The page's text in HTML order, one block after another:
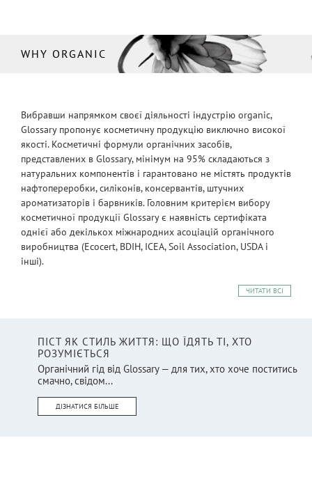
WHY ORGANIC
Вибравши напрямком своєї діяльності індустрію organic,
Glossary пропонує косметичну продукцію виключно високої
якості. Косметичні формули органічних засобів,
представлених в Glossary, мінімум на 95% складаються з
натуральних компонентів і гарантовано не містять продуктів
нафтопереробки, силіконів, консервантів, штучних
ароматизаторів і барвників. Головним критерієм вибору
косметичної продукції Glossary є наявність сертифіката
однієї або декількох міжнародних асоціацій органічного
виробництва (Ecocert, BDIH, ICEA, Soil Association, USDA і
інші).
ЧИТАТИ ВСІ
ПІСТ ЯК СТИЛЬ ЖИТТЯ: ЩО ЇДЯТЬ ТІ, ХТО
РОЗУМІЄТЬСЯ
Органічний гід від Glossary — для тих, хто хоче поститись
смачно, свідом...
ДІЗНАТИСЯ БІЛЬШЕ